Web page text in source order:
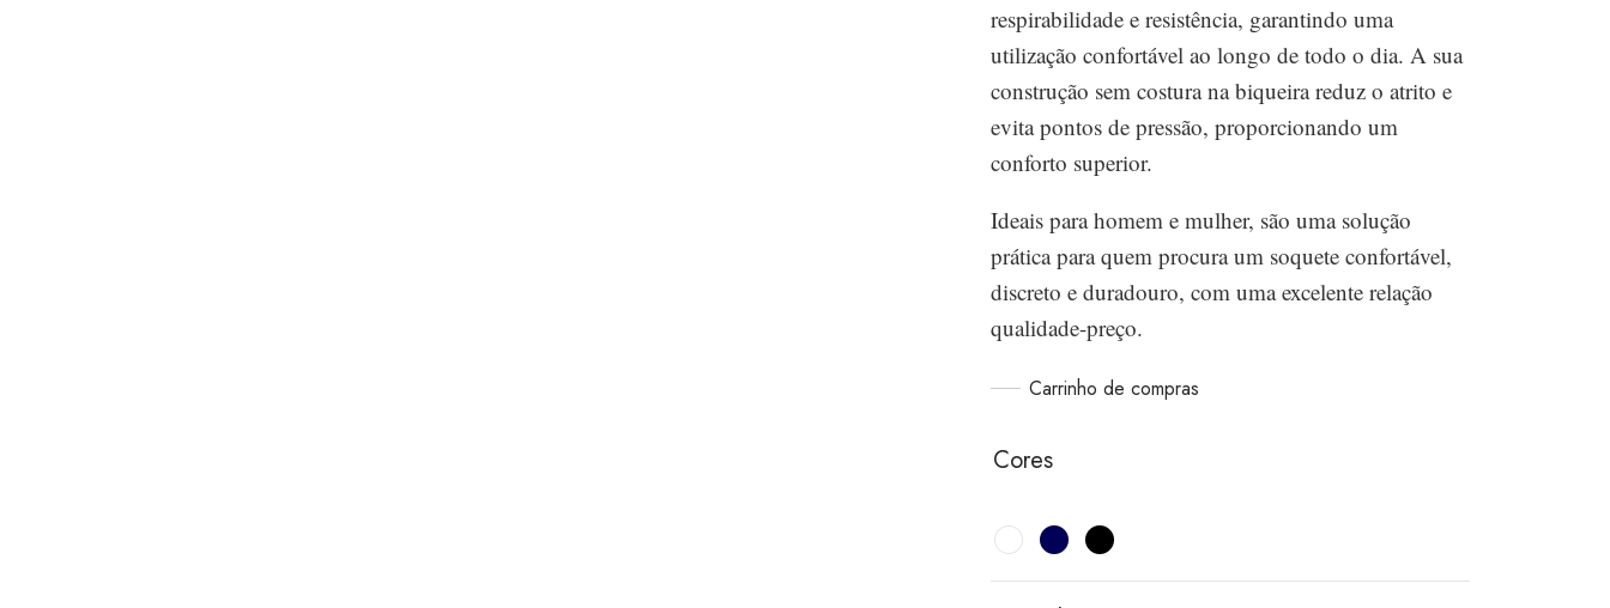
respirabilidade e resistência, garantindo uma
utilização confortável ao longo de todo o dia. A sua
construção sem costura na biqueira reduz o atrito e
evita pontos de pressão, proporcionando um
conforto superior.
Ideais para homem e mulher, são uma solução
prática para quem procura um soquete confortável,
discreto e duradouro, com uma excelente relação
qualidade-preço.
Carrinho de compras
Cores